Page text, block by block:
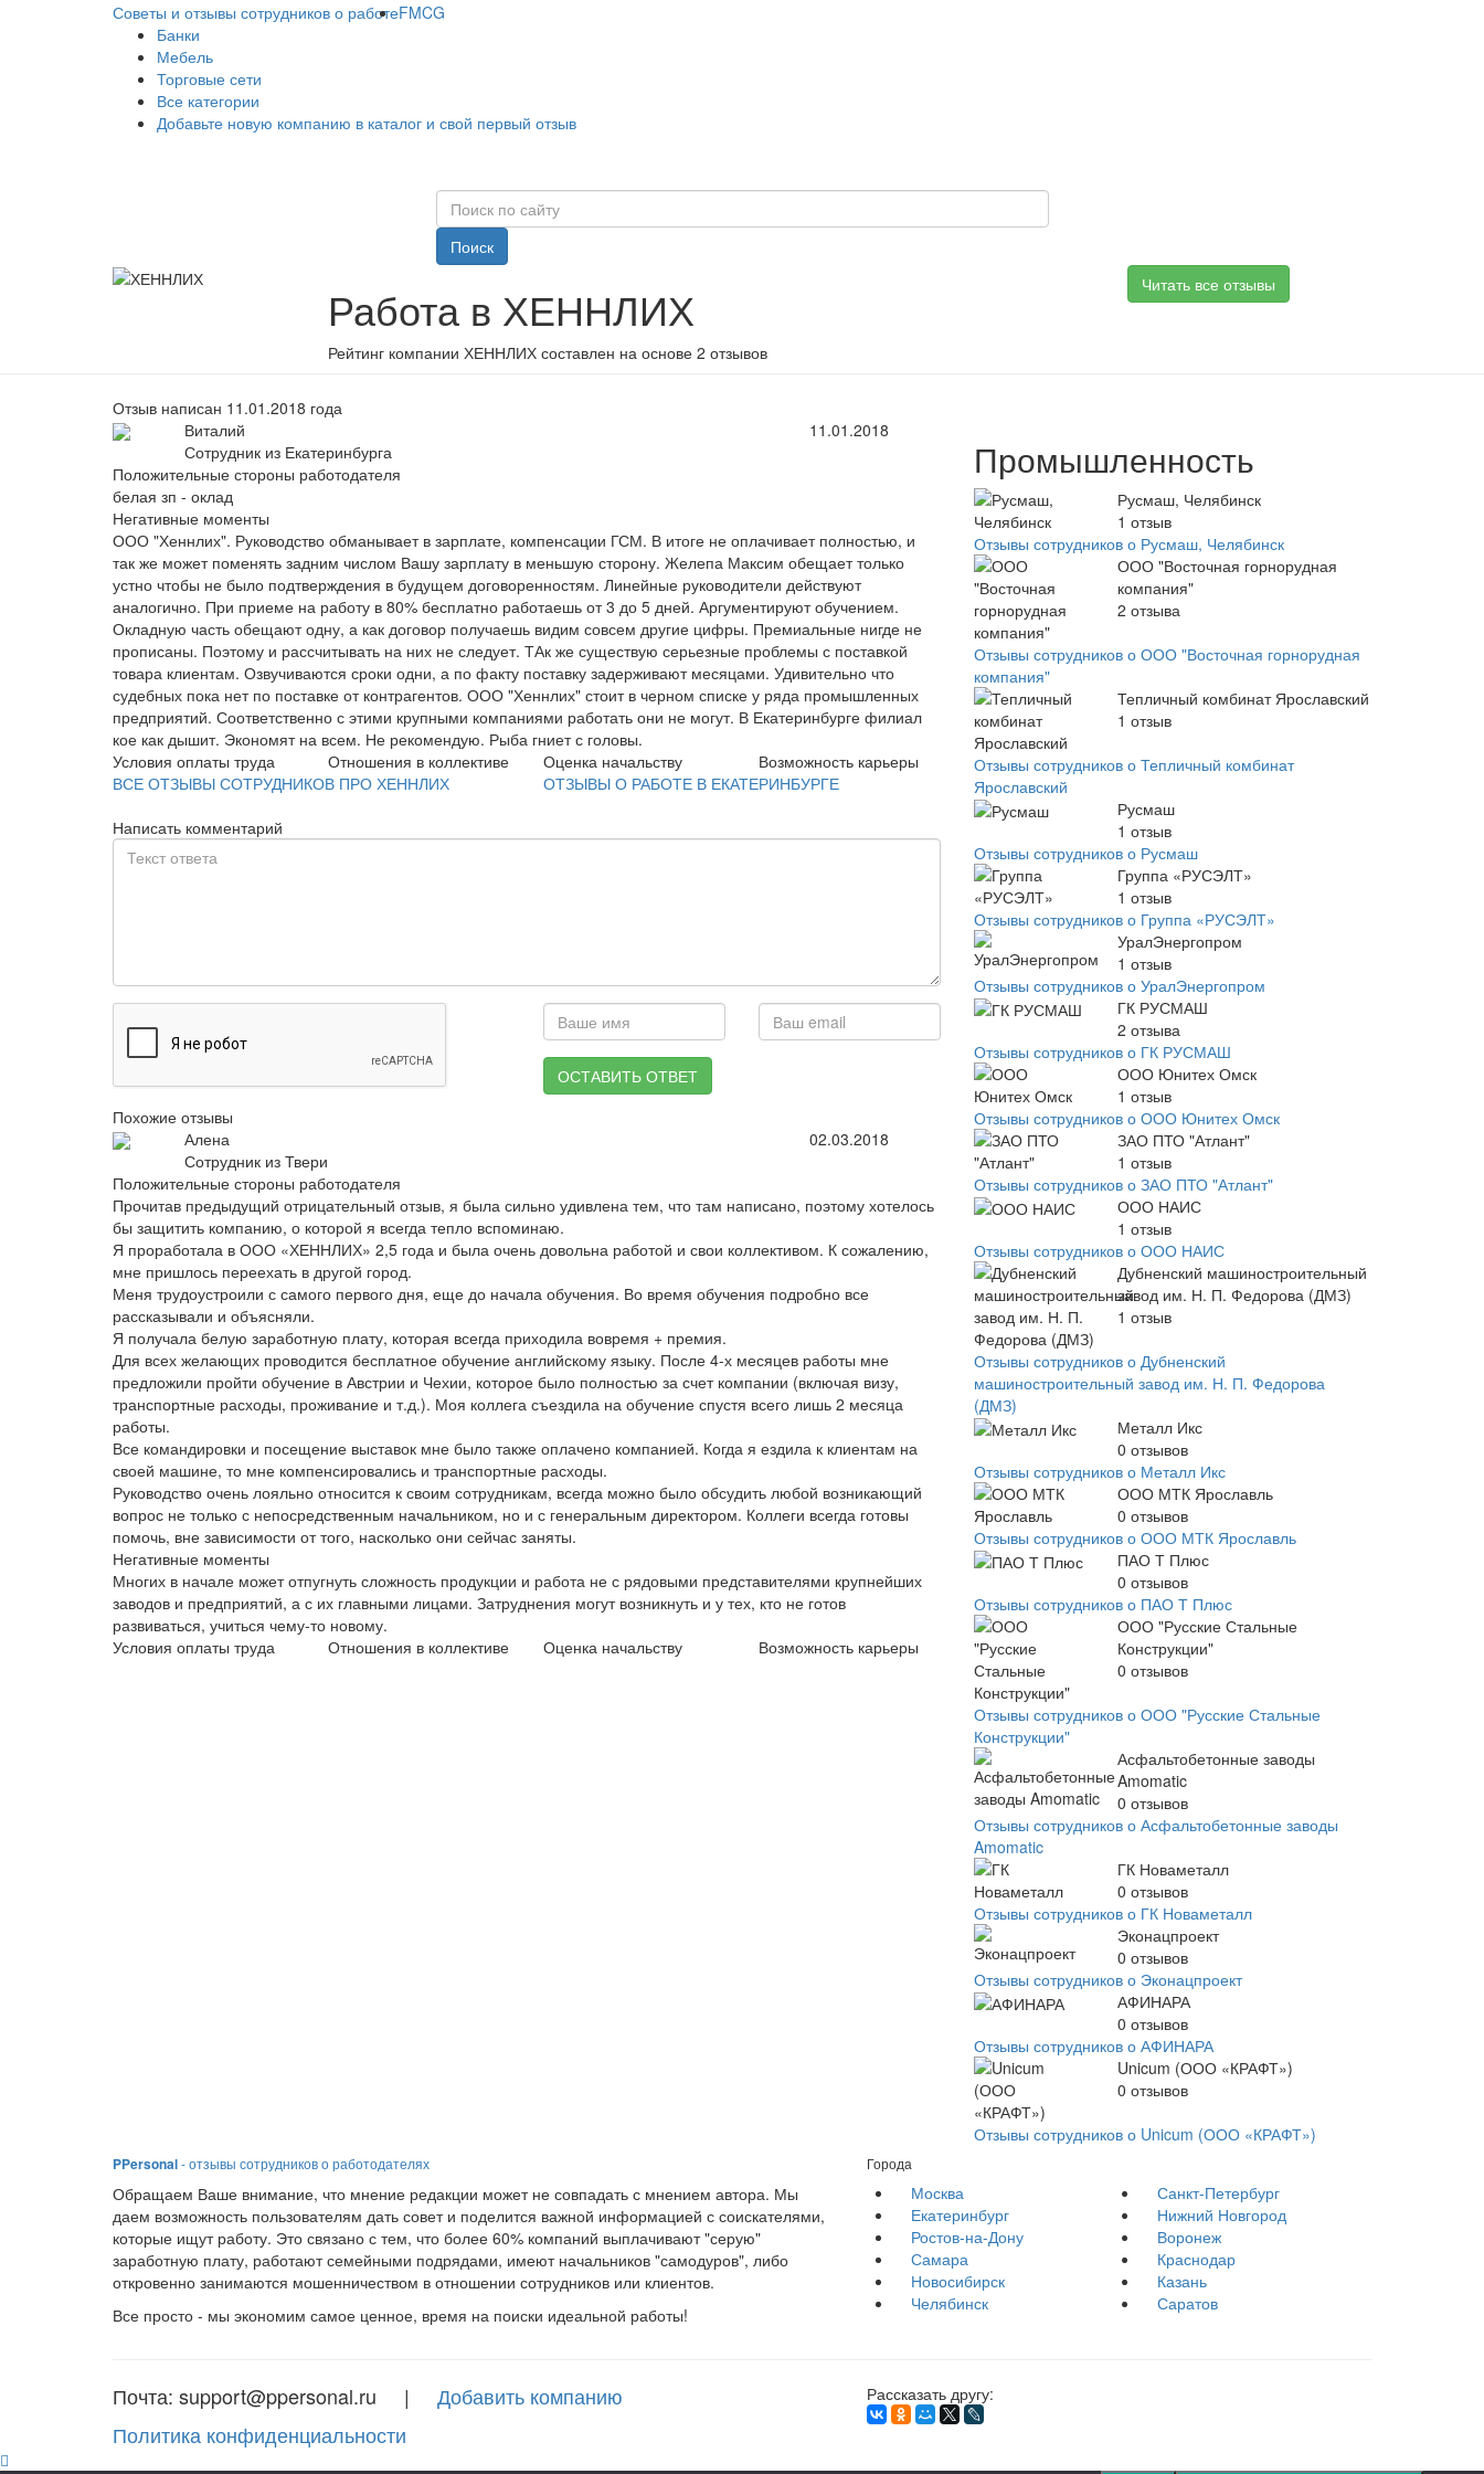
Советы и отзывы сотрудников о работеFMCG
Банки
Мебель
Торговые сети
Все категории
Добавьте новую компанию в каталог и свой первый отзыв
Поиск
Работа в ХЕННЛИХ
Рейтинг компании ХЕННЛИХ составлен на основе 2 отзывов
Читать все отзывы
Отзыв написан 11.01.2018 года
Виталий
Сотрудник из Екатеринбурга
11.01.2018
Положительные стороны работодателя
белая зп - оклад
Негативные моменты
ООО "Хеннлих". Руководство обманывает в зарплате, компенсации ГСМ. В итоге не оплачивает полностью, и
так же может поменять задним числом Вашу зарплату в меньшую сторону. Желепа Максим обещает только
устно чтобы не было подтверждения в будущем договоренностям. Линейные руководители действуют
аналогично. При приеме на работу в 80% бесплатно работаешь от 3 до 5 дней. Аргументируют обучением.
Окладную часть обещают одну, а как договор получаешь видим совсем другие цифры. Премиальные нигде не
прописаны. Поэтому и рассчитывать на них не следует. ТАк же существую серьезные проблемы с поставкой
товара клиентам. Озвучиваются сроки одни, а по факту поставку задерживают месяцами. Удивительно что
судебных пока нет по поставке от контрагентов. ООО "Хеннлих" стоит в черном списке у ряда промышленных
предприятий. Соответственно с этими крупными компаниями работать они не могут. В Екатеринбурге филиал
кое как дышит. Экономят на всем. Не рекомендую. Рыба гниет с головы.
Условия оплаты труда
Отношения в коллективе Оценка начальству
Возможность карьеры
ВСЕ ОТЗЫВЫ СОТРУДНИКОВ ПРО ХЕННЛИХ
ОТЗЫВЫ О РАБОТЕ В ЕКАТЕРИНБУРГЕ
Написать комментарий
ОСТАВИТЬ ОТВЕТ
Похожие отзывы
Алена
Сотрудник из Твери
02.03.2018
Положительные стороны работодателя
Прочитав предыдущий отрицательный отзыв, я была сильно удивлена тем, что там написано, поэтому хотелось
бы защитить компанию, о которой я всегда тепло вспоминаю.
Я проработала в ООО «ХЕННЛИХ» 2,5 года и была очень довольна работой и свои коллективом. К сожалению,
мне пришлось переехать в другой город.
Меня трудоустроили с самого первого дня, еще до начала обучения. Во время обучения подробно все
рассказывали и объясняли.
Я получала белую заработную плату, которая всегда приходила вовремя + премия.
Для всех желающих проводится бесплатное обучение английскому языку. После 4-х месяцев работы мне
предложили пройти обучение в Австрии и Чехии, которое было полностью за счет компании (включая визу,
транспортные расходы, проживание и т.д.). Моя коллега съездила на обучение спустя всего лишь 2 месяца
работы.
Все командировки и посещение выставок мне было также оплачено компанией. Когда я ездила к клиентам на
своей машине, то мне компенсировались и транспортные расходы.
Руководство очень лояльно относится к своим сотрудникам, всегда можно было обсудить любой возникающий
вопрос не только с непосредственным начальником, но и с генеральным директором. Коллеги всегда готовы
помочь, вне зависимости от того, насколько они сейчас заняты.
Негативные моменты
Многих в начале может отпугнуть сложность продукции и работа не с рядовыми представителями крупнейших
заводов и предприятий, а с их главными лицами. Затруднения могут возникнуть и у тех, кто не готов
развиваться, учиться чему-то новому.
Условия оплаты труда
Отношения в коллективе Оценка начальству Возможность карьеры
Промышленность
Русмаш, Челябинск
1 отзыв
Отзывы сотрудников о Русмаш, Челябинск
ООО "Восточная горнорудная
компания"
2 отзыва
Отзывы сотрудников о ООО "Восточная горнорудная
компания"
Тепличный комбинат Ярославский
1 отзыв
Отзывы сотрудников о Тепличный комбинат
Ярославский
Русмаш
1 отзыв
Отзывы сотрудников о Русмаш
Группа «РУСЭЛТ»
1 отзыв
Отзывы сотрудников о Группа «РУСЭЛТ»
УралЭнергопром
1 отзыв
Отзывы сотрудников о УралЭнергопром
ГК РУСМАШ
2 отзыва
Отзывы сотрудников о ГК РУСМАШ
ООО Юнитех Омск
1 отзыв
Отзывы сотрудников о ООО Юнитех Омск
ЗАО ПТО "Атлант"
1 отзыв
Отзывы сотрудников о ЗАО ПТО "Атлант"
ООО НАИС
1 отзыв
Отзывы сотрудников о ООО НАИС
Дубненский машиностроительный
завод им. Н. П. Федорова (ДМЗ)
1 отзыв
Отзывы сотрудников о Дубненский
машиностроительный завод им. Н. П. Федорова
(ДМЗ)
Металл Икс
0 отзывов
Отзывы сотрудников о Металл Икс
ООО МТК Ярославль
0 отзывов
Отзывы сотрудников о ООО МТК Ярославль
ПАО Т Плюс
0 отзывов
Отзывы сотрудников о ПАО Т Плюс
ООО "Русские Стальные
Конструкции"
0 отзывов
Отзывы сотрудников о ООО "Русские Стальные
Конструкции"
Асфальтобетонные заводы
Amomatic
0 отзывов
Отзывы сотрудников о Асфальтобетонные заводы
Amomatic
ГК Новаметалл
0 отзывов
Отзывы сотрудников о ГК Новаметалл
Эконацпроект
0 отзывов
Отзывы сотрудников о Эконацпроект
АФИНАРА
0 отзывов
Отзывы сотрудников о АФИНАРА
Unicum (ООО «КРАФТ»)
0 отзывов
Отзывы сотрудников о Unicum (ООО «КРАФТ»)
PPersonal- отзывы сотрудников о работодателях
Обращаем Ваше внимание, что мнение редакции может не совпадать с мнением автора. Мы
даем возможность пользователям дать совет и поделится важной информацией с соискателями,
которые ищут работу. Это связано с тем, что более 60% компаний выплачивают "серую"
заработную плату, работают семейными подрядами, имеют начальников "самодуров", либо
откровенно занимаются мошенничеством в отношении сотрудников или клиентов.
Все просто - мы экономим самое ценное, время на поиски идеальной работы!
Города
Москва
Санкт-Петербург
Екатеринбург
Нижний Новгород
Ростов-на-Дону
Воронеж
Самара
Краснодар
Новосибирск
Казань
Челябинск
Саратов
Почта: support@ppersonal.ru | Добавить компанию
Политика конфиденциальности
Рассказать другу: